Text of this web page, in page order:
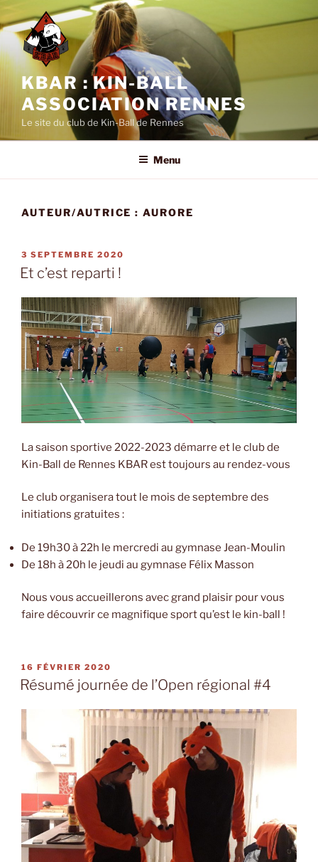
Aller
au
contenu
principal
KBAR : KIN-BALL
ASSOCIATION RENNES
Le site du club de Kin-Ball de Rennes
Menu
AUTEUR/AUTRICE :AURORE
PUBLIÉ
LE
3 SEPTEMBRE 2020
Et c’est reparti !
La saison sportive 2022-2023 démarre et le club de
Kin-Ball de Rennes KBAR est toujours au rendez-vous
Le club organisera tout le mois de septembre des
initiations gratuites :
De 19h30 à 22h le mercredi au gymnase Jean-Moulin
De 18h à 20h le jeudi au gymnase Félix Masson
Nous vous accueillerons avec grand plaisir pour vous
faire découvrir ce magnifique sport qu’est le kin-ball !
PUBLIÉ
LE
16 FÉVRIER 2020
Résumé journée de l’Open régional #4